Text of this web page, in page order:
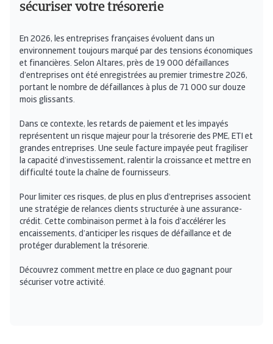
sécuriser votre trésorerie
En 2026, les entreprises françaises évoluent dans un
environnement toujours marqué par des tensions économiques
et financières. Selon Altares, près de 19 000 défaillances
d’entreprises ont été enregistrées au premier trimestre 2026,
portant le nombre de défaillances à plus de 71 000 sur douze
mois glissants.
Dans ce contexte, les retards de paiement et les impayés
représentent un risque majeur pour la trésorerie des PME, ETI et
grandes entreprises. Une seule facture impayée peut fragiliser
la capacité d’investissement, ralentir la croissance et mettre en
difficulté toute la chaîne de fournisseurs.
Pour limiter ces risques, de plus en plus d’entreprises associent
une stratégie de relances clients structurée à une assurance-
crédit. Cette combinaison permet à la fois d’accélérer les
encaissements, d’anticiper les risques de défaillance et de
protéger durablement la trésorerie.
Découvrez comment mettre en place ce duo gagnant pour
sécuriser votre activité.